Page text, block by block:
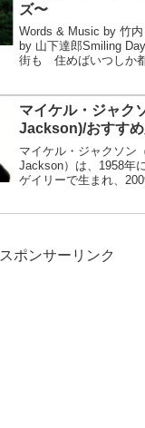
ズ〜
Words & Music by 竹内
by 山下達郎Smiling
街も 住めばいつしか
ら 照らしてる尽きな
マイケル・ジャク
Jackson)/おすす
マイケル・ジャクソン
Jackson）は、1958年
ゲイリーで生まれ、
スポンサーリンク